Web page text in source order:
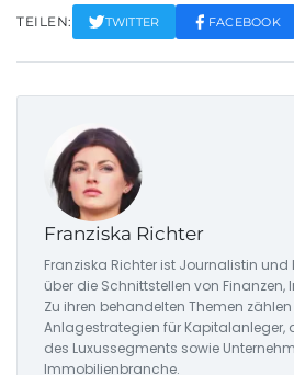
TEILEN: TWITTER FACEBOOK
Franziska Richter
Franziska Richter ist Journalistin
über die Schnittstellen von
Zu ihren behandelten Themen
Anlagestrategien für Kapitalanleger,
des Luxussegments sowie
Immobilienbranche.